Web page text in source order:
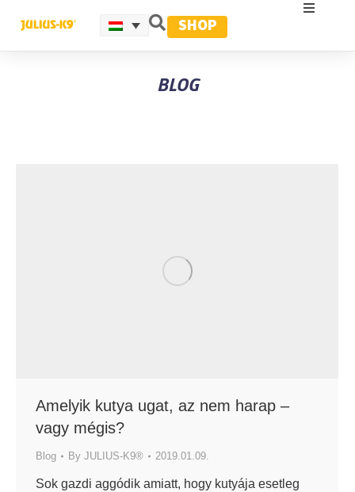
SHOP
BLOG
Amelyik kutya ugat, az nem harap –
vagy mégis?
Blog By JULIUS-K9® 2019.01.09.
Sok gazdi aggódik amiatt, hogy kutyája esetleg